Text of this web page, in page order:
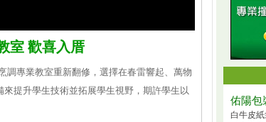
室 歡喜入厝
調專業教室重新翻修，選擇在春雷響起、萬物
提升學生技術並拓展學生視野，期許學生以
佑陽包
白牛皮